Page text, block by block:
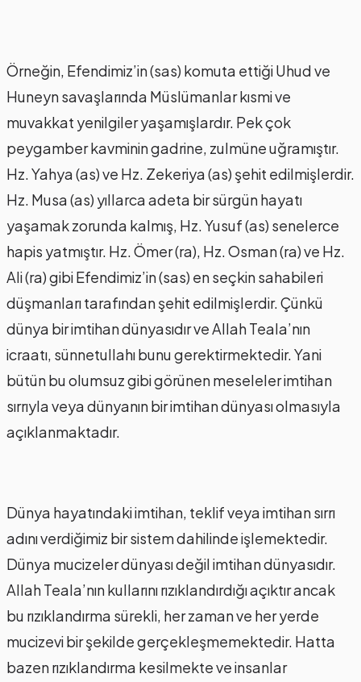
Örneğin, Efendimiz’in (sas) komuta ettiği Uhud ve
Huneyn savaşlarında Müslümanlar kısmi ve
muvakkat yenilgiler yaşamışlardır. Pek çok
peygamber kavminin gadrine, zulmüne uğramıştır.
Hz. Yahya (as) ve Hz. Zekeriya (as) şehit edilmişlerdir.
Hz. Musa (as) yıllarca adeta bir sürgün hayatı
yaşamak zorunda kalmış, Hz. Yusuf (as) senelerce
hapis yatmıştır. Hz. Ömer (ra), Hz. Osman (ra) ve Hz.
Ali (ra) gibi Efendimiz’in (sas) en seçkin sahabileri
düşmanları tarafından şehit edilmişlerdir. Çünkü
dünya bir imtihan dünyasıdır ve Allah Teala’nın
icraatı, sünnetullahı bunu gerektirmektedir. Yani
bütün bu olumsuz gibi görünen meseleler imtihan
sırrıyla veya dünyanın bir imtihan dünyası olmasıyla
açıklanmaktadır.
Dünya hayatındaki imtihan, teklif veya imtihan sırrı
adını verdiğimiz bir sistem dahilinde işlemektedir.
Dünya mucizeler dünyası değil imtihan dünyasıdır.
Allah Teala’nın kullarını rızıklandırdığı açıktır ancak
bu rızıklandırma sürekli, her zaman ve her yerde
mucizevi bir şekilde gerçekleşmemektedir. Hatta
bazen rızıklandırma kesilmekte ve insanlar